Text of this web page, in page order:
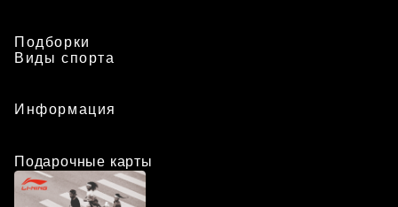
Подборки
Виды спорта
Информация
Подарочные карты